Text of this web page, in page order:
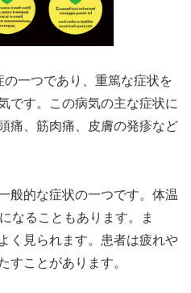
の一つであり、重篤な症状を
です。この病気の主な症状に
痛、筋肉痛、皮膚の発疹など
般的な症状の一つです。体温
なることもあります。ま
く見られます。患者は疲れや
すことがあります。